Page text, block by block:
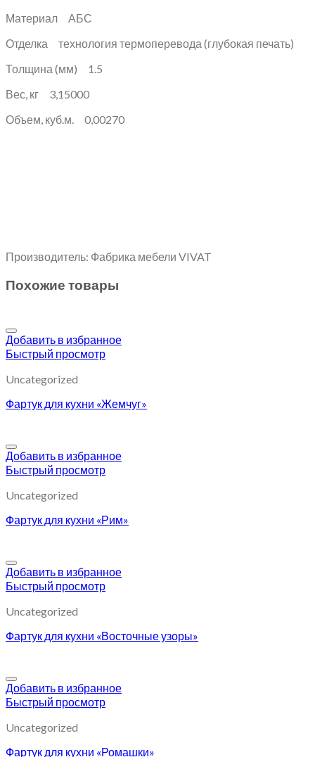
Материал АБС
Отделка технология термоперевода (глубокая печать)
Толщина (мм) 1.5
Вес, кг 3,15000
Объем, куб.м. 0,00270
Производитель: Фабрика мебели VIVAT
Похожие товары
Добавить в избранное
Быстрый просмотр
Uncategorized
Фартук для кухни «Жемчуг»
Добавить в избранное
Быстрый просмотр
Uncategorized
Фартук для кухни «Рим»
Добавить в избранное
Быстрый просмотр
Uncategorized
Фартук для кухни «Восточные узоры»
Добавить в избранное
Быстрый просмотр
Uncategorized
Фартук для кухни «Ромашки»